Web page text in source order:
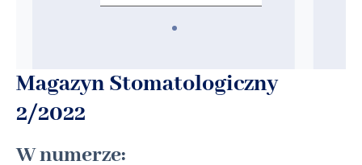
Magazyn Stomatologiczny
2/2022
W numerze: